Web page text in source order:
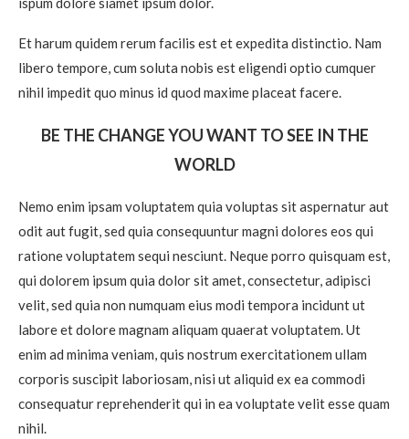
Et harum quidem rerum facilis est et expedita distinctio. Nam
libero tempore, cum soluta nobis est eligendi optio cumquer
nihil impedit quo minus id quod maxime placeat facere.
BE THE CHANGE YOU WANT TO SEE IN THE
WORLD
Nemo enim ipsam voluptatem quia voluptas sit aspernatur aut
odit aut fugit, sed quia consequuntur magni dolores eos qui
ratione voluptatem sequi nesciunt. Neque porro quisquam est,
qui dolorem ipsum quia dolor sit amet, consectetur, adipisci
velit, sed quia non numquam eius modi tempora incidunt ut
labore et dolore magnam aliquam quaerat voluptatem. Ut
enim ad minima veniam, quis nostrum exercitationem ullam
corporis suscipit laboriosam, nisi ut aliquid ex ea commodi
consequatur reprehenderit qui in ea voluptate velit esse quam
nihil.